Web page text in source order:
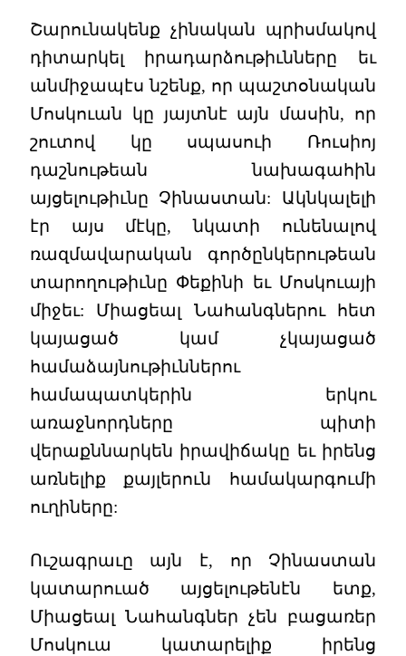
Շարունակենք չինական պրիսմակով
դիտարկել իրադարձութիւնները եւ
անմիջապէս նշենք, որ պաշտօնական
Մոսկուան կը յայտնէ այն մասին, որ
շուտով կը սպասուի Ռուսիոյ
դաշնութեան նախագահին
այցելութիւնը Չինաստան: Ակնկալելի
էր այս մէկը, նկատի ունենալով
ռազմավարական գործընկերութեան
տարողութիւնը Փեքինի եւ Մոսկուայի
միջեւ: Միացեալ Նահանգներու հետ
կայացած կամ չկայացած
համաձայնութիւններու
համապատկերին երկու
առաջնորդները պիտի
վերաքննարկեն իրավիճակը եւ իրենց
առնելիք քայլերուն համակարգումի
ուղիները:
Ուշագրաւը այն է, որ Չինաստան
կատարուած այցելութենէն ետք,
Միացեալ Նահանգներ չեն բացառեր
Մոսկուա կատարելիք իրենց